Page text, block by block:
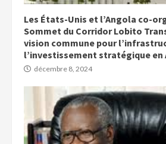
Les États-Unis et l’Angola co-
Sommet du Corridor Lobito
vision commune pour
l’investissement stratégique en
décembre 8, 2024